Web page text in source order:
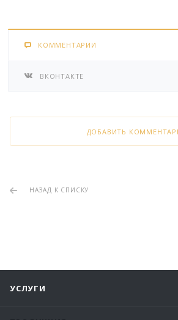
КОММЕНТАРИИ
ВКОНТАКТЕ
ДОБАВИТЬ
НАЗАД К СПИСКУ
УСЛУГИ